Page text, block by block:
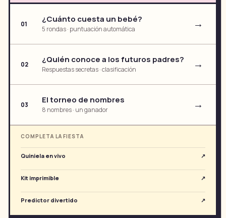
01 ¿Cuánto cuesta un bebé?
5 rondas · puntuación automática →
02 ¿Quién conoce a los futuros padres?
Respuestas secretas · clasificación →
03 El torneo de nombres
8 nombres · un ganador →
COMPLETA LA FIESTA
Quiniela en vivo ↗
Kit imprimible ↗
Predictor divertido ↗